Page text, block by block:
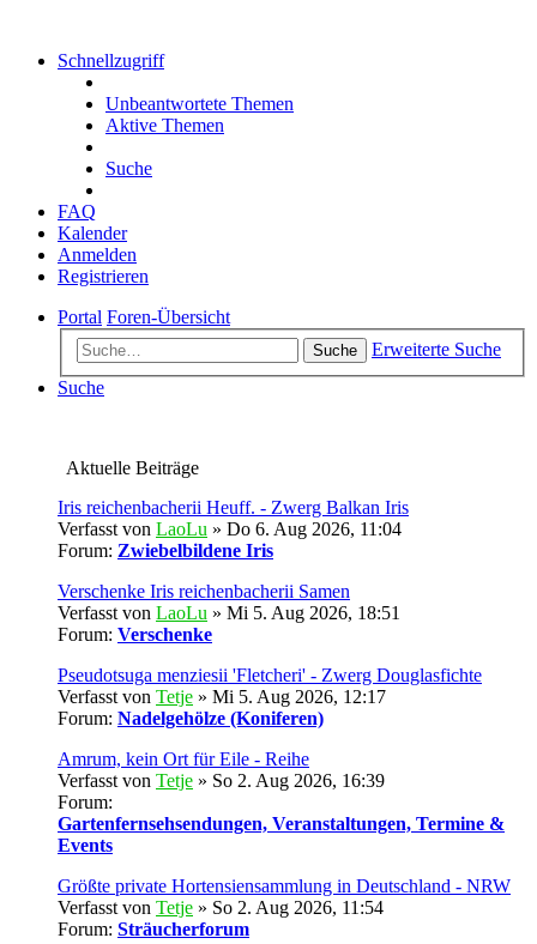
Schnellzugriff
Unbeantwortete Themen
Aktive Themen
Suche
FAQ
Kalender
Anmelden
Registrieren
Portal Foren-Übersicht
Suche
Erweiterte Suche
Suche
Aktuelle Beiträge
Iris reichenbacherii Heuff. - Zwerg Balkan Iris
Verfasst von LaoLu » Do 6. Aug 2026, 11:04
Forum: Zwiebelbildene Iris
Verschenke Iris reichenbacherii Samen
Verfasst von LaoLu » Mi 5. Aug 2026, 18:51
Forum: Verschenke
Pseudotsuga menziesii 'Fletcheri' - Zwerg Douglasfichte
Verfasst von Tetje » Mi 5. Aug 2026, 12:17
Forum: Nadelgehölze (Koniferen)
Amrum, kein Ort für Eile - Reihe
Verfasst von Tetje » So 2. Aug 2026, 16:39
Forum:
Gartenfernsehsendungen, Veranstaltungen, Termine &
Events
Größte private Hortensiensammlung in Deutschland - NRW
Verfasst von Tetje » So 2. Aug 2026, 11:54
Forum: Sträucherforum